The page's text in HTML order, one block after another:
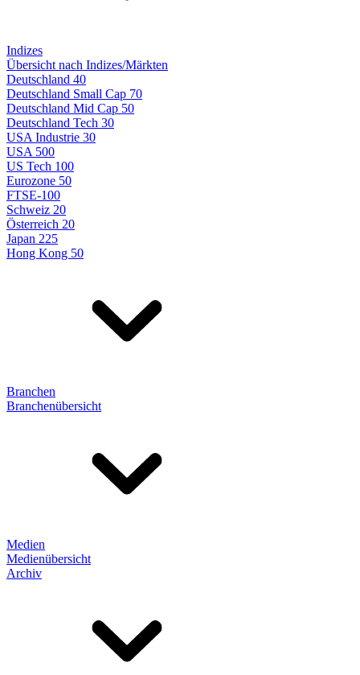
Indizes
Übersicht nach Indizes/Märkten
Deutschland 40
Deutschland Small Cap 70
Deutschland Mid Cap 50
Deutschland Tech 30
USA Industrie 30
USA 500
US Tech 100
Eurozone 50
FTSE-100
Schweiz 20
Österreich 20
Japan 225
Hong Kong 50
Branchen
Branchenübersicht
Medien
Medienübersicht
Archiv